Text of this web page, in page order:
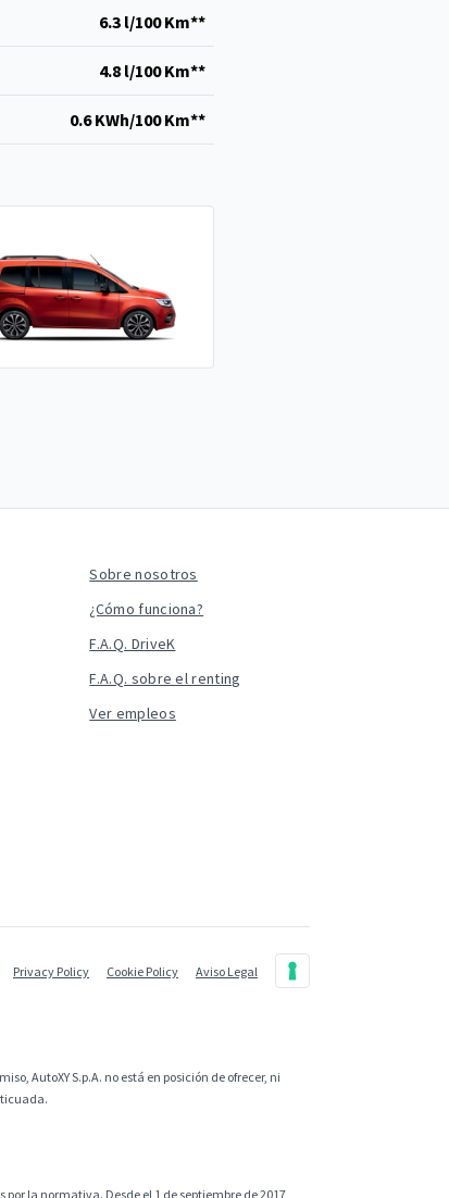
6.3 l/100 Km**
4.8 l/100 Km**
0.6 KWh/100 Km**
Sobre nosotros
¿Cómo funciona?
F.A.Q. DriveK
F.A.Q. sobre el renting
Ver empleos
Privacy Policy Cookie Policy Aviso Legal
AutoXY S.p.A. no está en posición de ofrecer, ni
la normativa. Desde el 1 de septiembre de 2017,